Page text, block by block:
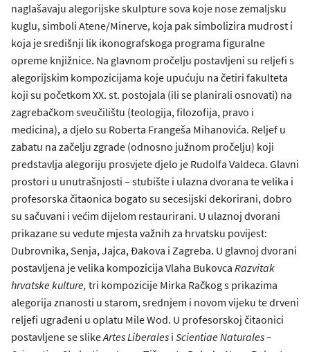
naglašavaju alegorijske skulpture sova koje nose zemaljsku
kuglu, simboli Atene/Minerve, koja pak simbolizira mudrost i
koja je središnji lik ikonografskoga programa figuralne
opreme knjižnice. Na glavnom pročelju postavljeni su reljefi s
alegorijskim kompozicijama koje upućuju na četiri fakulteta
koji su početkom XX. st. postojala (ili se planirali osnovati) na
zagrebačkom sveučilištu (teologija, filozofija, pravo i
medicina), a djelo su Roberta Frangeša Mihanovića. Reljef u
zabatu na začelju zgrade (odnosno južnom pročelju) koji
predstavlja alegoriju prosvjete djelo je Rudolfa Valdeca. Glavni
prostori u unutrašnjosti – stubište i ulazna dvorana te velika i
profesorska čitaonica bogato su secesijski dekorirani, dobro
su sačuvani i većim dijelom restaurirani. U ulaznoj dvorani
prikazane su vedute mjesta važnih za hrvatsku povijest:
Dubrovnika, Senja, Jajca, Đakova i Zagreba. U glavnoj dvorani
postavljena je velika kompozicija Vlaha Bukovca Razvitak
hrvatske kulture, tri kompozicije Mirka Račkog s prikazima
alegorija znanosti u starom, srednjem i novom vijeku te drveni
reljefi ugrađeni u oplatu Mile Wod. U profesorskoj čitaonici
postavljene se slikeArtes Liberales i Scientiae Naturales –